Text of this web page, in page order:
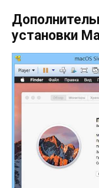
установки